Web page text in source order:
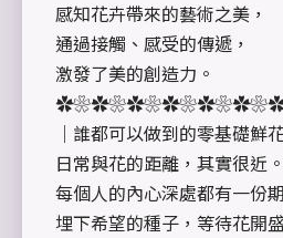
感知花卉帶來的藝術之美，
通過接觸、感受的傳遞，
激發了美的創造力。
｜誰都可以做到的零基礎鮮
日常與花的距離，其實很近。
每個人的內心深處都有一份
埋下希望的種子，等待花開